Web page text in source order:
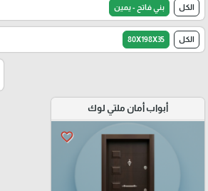
الكل بني فاتح - يمين
الكل 80X198X35
أبواب أمان ملتي لوك
favorite_border